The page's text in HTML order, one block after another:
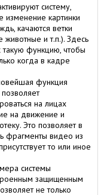
систему,
картинки
качаются ветки
и т.п.). Здесь
такую функцию, чтобы
когда в кадре
функция
на лицах
на движение и
Это позволяет в
фрагменты видео из
то или иное
системы
защищенным
не только